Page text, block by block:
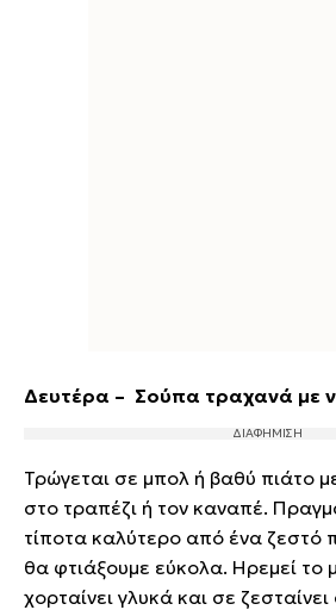
Δευτέρα – Σούπα τραχανά με
Τρώγεται σε μπολ ή βαθύ πιάτο
στο τραπέζι ή τον καναπέ.
τίποτα καλύτερο από ένα ζεστό
θα φτιάξουμε εύκολα. Ηρεμεί το
χορταίνει γλυκά και σε